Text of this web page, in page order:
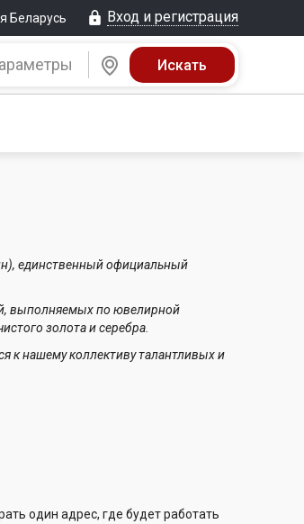
Беларусь Вход и регистрация
единственный официальный
выполняемых по ювелирной
золота и серебра.
к нашему коллективу талантливых и
один адрес, где будет работать